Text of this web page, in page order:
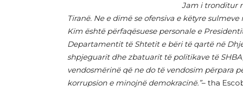
Jam i tronditur
Tiranë. Ne e dimë se ofensiva e këtyre
Kim është përfaqësuese personale e
Departamentit të Shtetit e bëri të qartë në
shpjeguarit dhe zbatuarit të politikave të
vendosmërinë që ne do të vendosim përpara
korrupsion e minojnë demokracinë.”– tha